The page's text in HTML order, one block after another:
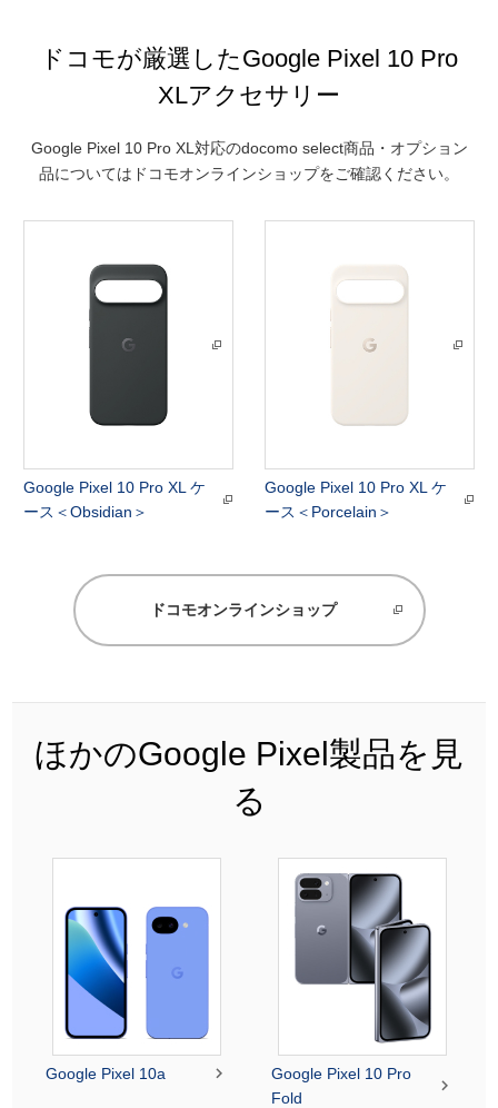
ドコモが厳選したGoogle Pixel 10 Pro
XLアクセサリー
Google Pixel 10 Pro XL対応のdocomo select商品・オプション
品についてはドコモオンラインショップをご確認ください。
Google Pixel 10 Pro XL ケ
ース＜Obsidian＞
Google Pixel 10 Pro XL ケ
ース＜Porcelain＞
ドコモオンラインショップ
ほかのGoogle Pixel製品を見
る
Google Pixel 10a 
Google Pixel 10 Pro
Fold
